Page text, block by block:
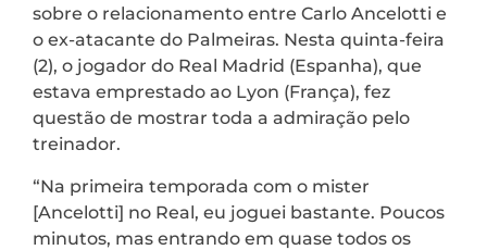
sobre o relacionamento entre Carlo Ancelotti e
o ex-atacante do Palmeiras. Nesta quinta-feira
(2), o jogador do Real Madrid (Espanha), que
estava emprestado ao Lyon (França), fez
questão de mostrar toda a admiração pelo
treinador.
“Na primeira temporada com o mister
[Ancelotti] no Real, eu joguei bastante. Poucos
minutos, mas entrando em quase todos os